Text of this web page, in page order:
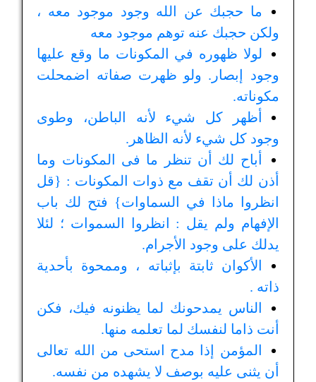
ما حجبك عن الله وجود موجود معه ،
ولكن حجبك عنه توهم موجود معه
لولا ظهوره في المكونات ما وقع عليها
وجود إبصار. ولو ظهرت صفاته اضمحلت
مكوناته.
أظهر كل شيء لأنه الباطن، وطوى
وجود كل شيء لأنه الظاهر.
أباح لك أن تنظر ما فى المكونات وما
أذن لك أن تقف مع ذوات المكونات : {قل
انظروا ماذا في السماوات} فتح لك باب
الإفهام ولم يقل : انظروا السموات ؛ لئلا
يدلك على وجود الأجرام.
الأكوان ثابتة بإثباته ، وممحوة بأحدية
ذاته .
الناس يمدحونك لما يظنونه فيك، فكن
أنت ذاما لنفسك لما تعلمه منها.
المؤمن إذا مدح استحى من الله تعالى
أن يثنى عليه بوصف لا يشهده من نفسه.